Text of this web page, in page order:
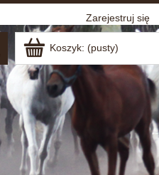
Zarejestruj się
Koszyk: (pusty)